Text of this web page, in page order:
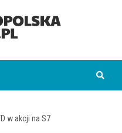
Info
w akcji na S7